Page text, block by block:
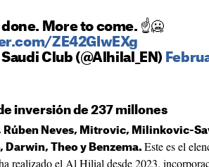
More to come. ☝️🥶
ZE42GIwEXg
Club (@Alhilal_EN)
inversión de 237 millones
Rúben Neves, Mitrovic, Milinkovic-
Darwin, Theo y Benzema. Este es el
realizado el Al Hilial desde 2023,